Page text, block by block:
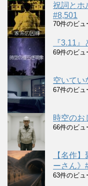
祝詞とホ
#8,501
70件のビュ
『3.11
69件のビュ
空いてい
67件のビュ
時空のお
66件のビュ
【名作
ーさん》
63件のビュ